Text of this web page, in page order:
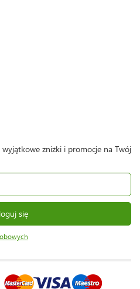
zniżki i promocje na Twój
się